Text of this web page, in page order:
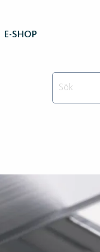
E-SHOP